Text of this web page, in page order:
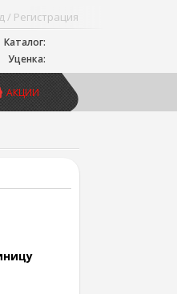
Каталог:
Уценка:
/ Регистрация
АКЦИИ